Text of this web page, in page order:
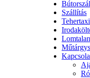
Szállítás
Tehertaxi